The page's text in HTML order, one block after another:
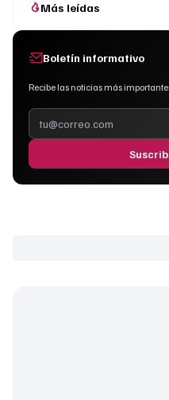
Más leídas
Boletín informativo
Recibe las noticias más